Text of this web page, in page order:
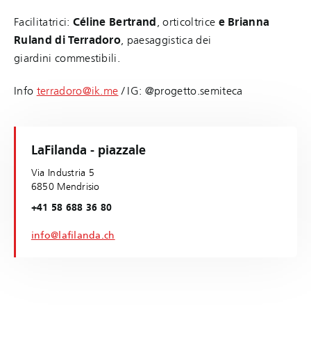
Facilitatrici: Céline Bertrand , orticoltrice e Brianna
Ruland di Terradoro, paesaggistica dei
giardini commestibili.
Info terradoro@ik.me / IG: @progetto.semiteca
LaFilanda - piazzale
Via Industria 5
6850 Mendrisio
+41 58 688 36 80
info@lafilanda.ch